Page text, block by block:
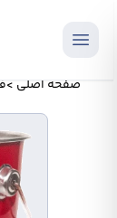
صفحه اصلی>